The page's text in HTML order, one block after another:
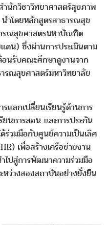
นักวิชาวิทยาศาสตร์สุขภาพ
ำโดยหลักสูตรสาธารณสุข
รณสุขศาสตรมหาบัณฑิต
ดน) ซึ่งผ่านการประเมินตาม
นรับคณะศึกษาดูงานจาก
รณสุขศาสตร์มหาวิทยาลัย
แลกเปลี่ยนเรียนรู้ด้านการ
ยนการสอน และการประกัน
วมมือกับศูนย์ความเป็นเลิศ
เพื่อสร้างเครือข่ายงาน
ไปสู่การพัฒนาความร่วมมือ
หว่างสองสถาบันอย่างยั่งยืน